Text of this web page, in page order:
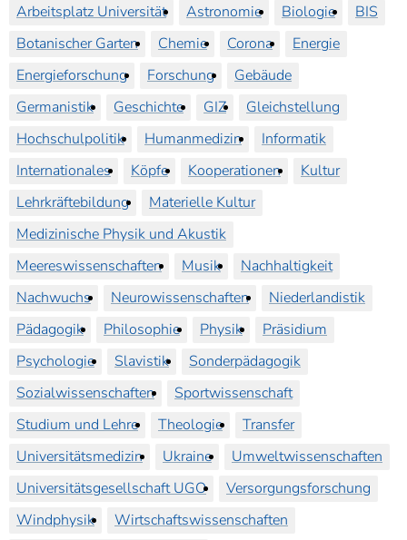
Arbeitsplatz Universität Astronomie Biologie
BIS
Botanischer Garten
Chemie Corona
Energie
Energieforschung
Forschung
Gebäude
Germanistik
Geschichte GIZ
Gleichstellung
Hochschulpolitik
Humanmedizin
Informatik
Internationales
Köpfe Kooperationen
Kultur
Lehrkräftebildung
Materielle Kultur
Medizinische Physik und Akustik
Meereswissenschaften
Musik
Nachhaltigkeit
Nachwuchs
Neurowissenschaften
Niederlandistik
Pädagogik
Philosophie Physik
Präsidium
Psychologie
Slavistik
Sonderpädagogik
Sozialwissenschaften
Sportwissenschaft
Studium und Lehre
Theologie
Transfer
Universitätsmedizin
Ukraine
Umweltwissenschaften
Universitätsgesellschaft UGO
Versorgungsforschung
Windphysik
Wirtschaftswissenschaften